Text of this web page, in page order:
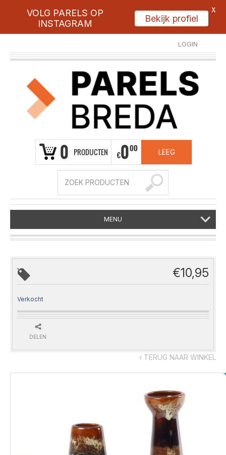
LOGIN
REGISTREER
0 PRODUCTEN €000 LEEG
MENU
‹ TERUG NAAR WINKEL
€10,95
Verkocht
DELEN
VOLG PARELS OP
INSTAGRAM
Bekijk profiel
X